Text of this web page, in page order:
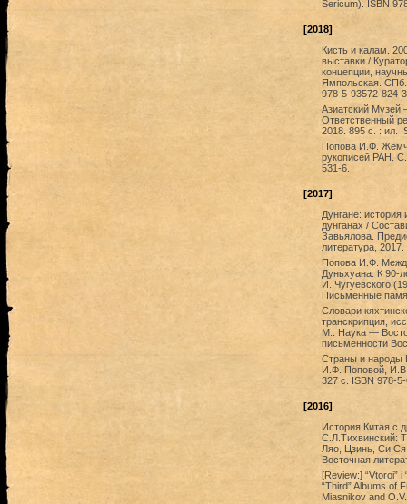
Sericum). ISBN
[2018]
Кисть и калам.
выставки /
концепции,
Ямпольская.
978-5-93572-824-
Азиатский Музей
Ответственный
2018. 895 с. : ил.
Попова И.Ф.
рукописей РАН.
531-6.
[2017]
Дунгане:
дунганах /
Завьялова.
литература,
Попова И.Ф.
Дуньхуана. К 90-
И. Чугуевского
Письменные
Словари
транскрипция,
М.: Наука —
письменности
Страны и народы
И.Ф. Поповой,
327 с. ISBN 978-
[2016]
История Китая с
C.Л.Тихвинский:
Ляо, Цзинь, Си
Восточная
[Review:] “Vtoroi” i
“Third” Albums of
Miasnikov and